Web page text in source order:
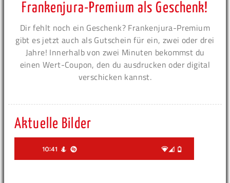
Frankenjura-Premium als Geschenk!
Dir fehlt noch ein Geschenk? Frankenjura-Premium
gibt es jetzt auch als Gutschein für ein, zwei oder drei
Jahre! Innerhalb von zwei Minuten bekommst du
einen Wert-Coupon, den du ausdrucken oder digital
verschicken kannst.
Aktuelle Bilder